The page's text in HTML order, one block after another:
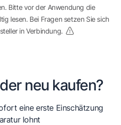
Bitte vor der Anwendung die
lesen. Bei Fragen setzen Sie sich
in Verbindung.
neu kaufen?
eine erste Einschätzung
lohnt